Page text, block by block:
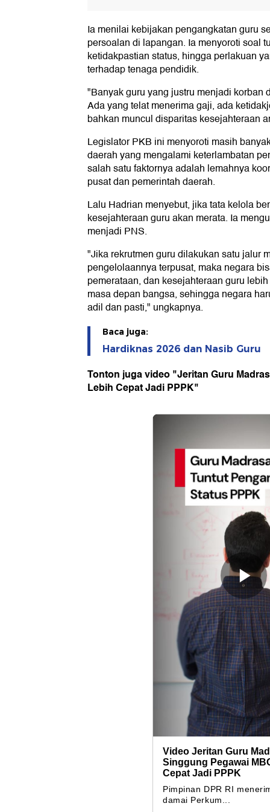
Ia menilai kebijakan pengangkatan guru
persoalan di lapangan. Ia menyoroti soal
ketidakpastian status, hingga perlakuan
terhadap tenaga pendidik.
"Banyak guru yang justru menjadi korban
Ada yang telat menerima gaji, ada
bahkan muncul disparitas kesejahteraan
Legislator PKB ini menyoroti masih
daerah yang mengalami keterlambatan
salah satu faktornya adalah lemahnya
pusat dan pemerintah daerah.
Lalu Hadrian menyebut, jika tata kelola
kesejahteraan guru akan merata. Ia
menjadi PNS.
"Jika rekrutmen guru dilakukan satu jalur
pengelolaannya terpusat, maka negara
pemerataan, dan kesejahteraan guru
masa depan bangsa, sehingga negara
adil dan pasti," ungkapnya.
Baca juga:
Hardiknas 2026 dan Nasib Guru
Tonton juga video "Jeritan Guru
Lebih Cepat Jadi PPPK"